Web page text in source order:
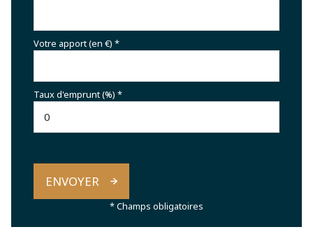
Votre apport (en €) *
Taux d'emprunt (%) *
ENVOYER
* Champs obligatoires